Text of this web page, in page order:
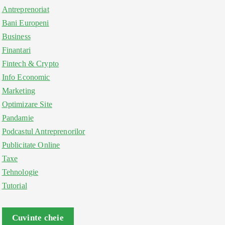
Antreprenoriat
Bani Europeni
Business
Finantari
Fintech & Crypto
Info Economic
Marketing
Optimizare Site
Pandamie
Podcastul Antreprenorilor
Publicitate Online
Taxe
Tehnologie
Tutorial
Cuvinte cheie